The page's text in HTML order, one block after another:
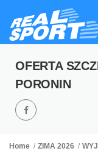
OFERTA
PORONIN
Home ZIMA 2026